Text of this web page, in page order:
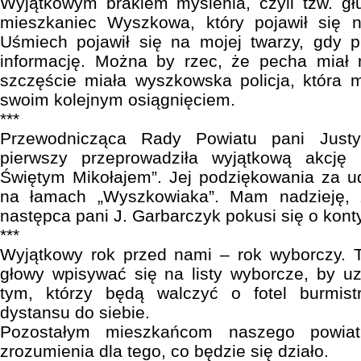
mieszkaniec Wyszkowa, który pojawił się
Uśmiech pojawił się na mojej twarzy, gdy
informację. Można by rzec, że pecha miał
szczęście miała wyszkowska policja, która
swoim kolejnym osiągnięciem.
***
Przewodnicząca Rady Powiatu pani
pierwszy przeprowadziła wyjątkową
Świętym Mikołajem”. Jej podziękowania za
na łamach „Wyszkowiaka”. Mam
następca pani J. Garbarczyk pokusi się o
***
Wyjątkowy rok przed nami – rok wyborczy.
głowy wpisywać się na listy wyborcze, by
tym, którzy będą walczyć o fotel
dystansu do siebie.
Pozostałym mieszkańcom naszego
zrozumienia dla tego, co będzie się działo.